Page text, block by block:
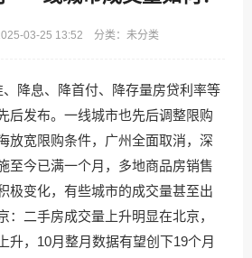
03-25 13:52 分类：未分类
降息、降首付、降存量房贷利率等
后发布。一线城市也先后调整限购
放宽限购条件，广州全面取消，深
至今已满一个月，多地商品房销售
极变化，有些城市的成交量甚至出
：二手房成交量上升明显在北京，
升，10月整月数据有望创下19个月